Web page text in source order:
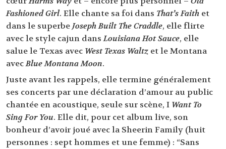
Fashioned Girl. Elle chante sa foi dans That’s Faith et
dans le superbeJoseph Built The Craddle, elle flirte
avec le style cajun dansLouisiana Hot Sauce, elle
salue le Texas avec West Texas Waltz et le Montana
avecBlue Montana Moon.
Juste avant les rappels, elle termine généralement
ses concerts par une déclaration d’amour au public
chantée en acoustique, seule sur scène, I Want To
Sing For You. Elle dit, pour cet album live, son
bonheur d’avoir joué avec la Sheerin Family (huit
personnes : sept hommes et une femme) : “Sans